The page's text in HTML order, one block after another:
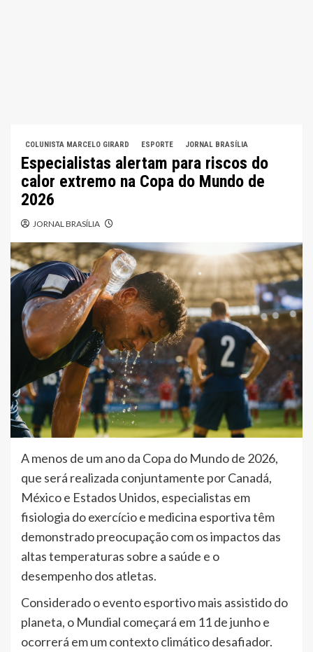
COLUNISTA MARCELO GIRARD ESPORTE JORNAL BRASÍLIA
Especialistas alertam para riscos do
calor extremo na Copa do Mundo de
2026
JORNAL BRASÍLIA
A menos de um ano da Copa do Mundo de 2026,
que será realizada conjuntamente por Canadá,
México e Estados Unidos, especialistas em
fisiologia do exercício e medicina esportiva têm
demonstrado preocupação com os impactos das
altas temperaturas sobre a saúde e o
desempenho dos atletas.
Considerado o evento esportivo mais assistido do
planeta, o Mundial começará em 11 de junho e
ocorrerá em um contexto climático desafiador.